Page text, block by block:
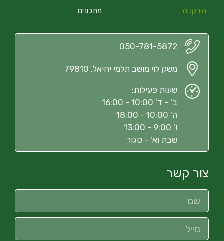
הירקניה מתכונים
050-781-5872
משק לוי מושב תלמי יחיאל, 79810
שעות פעילות:
ב' - ד' 10:00 - 16:00
ה' 10:00 - 18:00
ו' 9:00 - 13:00
שבת וא' - סגור
צור קשר